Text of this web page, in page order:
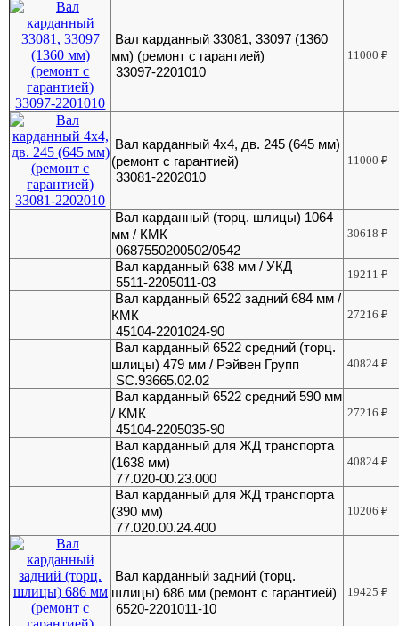
Вал карданный 33081, 33097 (1360
мм) (ремонт с гарантией)
33097-2201010
11000₽
Вал карданный 4х4, дв. 245 (645 мм)
(ремонт с гарантией)
33081-2202010
11000₽
Вал карданный (торц. шлицы) 1064
мм / КМК
0687550200502/0542
30618₽
Вал карданный 638 мм / УКД
5511-2205011-03
19211₽
Вал карданный 6522 задний 684 мм /
КМК
45104-2201024-90
27216₽
Вал карданный 6522 средний (торц.
шлицы) 479 мм / Рэйвен Групп
SC.93665.02.02
40824₽
Вал карданный 6522 средний 590 мм
/ КМК
45104-2205035-90
27216₽
Вал карданный для ЖД транспорта
(1638 мм)
77.020-00.23.000
40824₽
Вал карданный для ЖД транспорта
(390 мм)
77.020.00.24.400
10206₽
Вал карданный задний (торц.
шлицы) 686 мм (ремонт с гарантией)
6520-2201011-10
19425₽